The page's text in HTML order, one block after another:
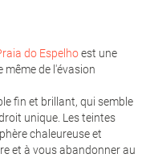
do Espelhoest une
même de l'évasion
fin et brillant, qui semble
unique. Les teintes
chaleureuse et
et à vous abandonner au